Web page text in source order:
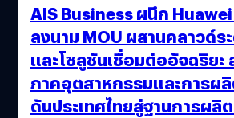
AIS Business ผนึก
ลงนาม MOU ผสานคลาวด์ร
และโซลูชันเชื่อมต่ออัจฉริยะ
ภาคอุตสาหกรรมและการผ
ดันประเทศไทยสู่ฐานการผลิ